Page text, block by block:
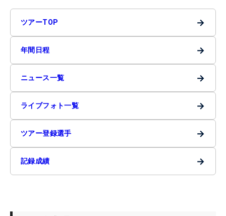
ツアーTOP →
年間日程 →
ニュース一覧 →
ライブフォト一覧 →
ツアー登録選手 →
記録成績 →